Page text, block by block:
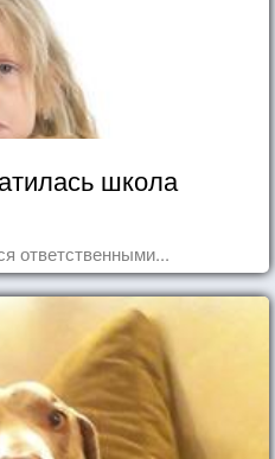
школа
ответственными...